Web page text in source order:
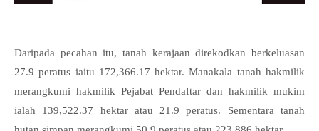
Daripada pecahan itu, tanah kerajaan direkodkan berkeluasan
27.9 peratus iaitu 172,366.17 hektar. Manakala tanah hakmilik
merangkumi hakmilik Pejabat Pendaftar dan hakmilik mukim
ialah 139,522.37 hektar atau 21.9 peratus. Sementara tanah